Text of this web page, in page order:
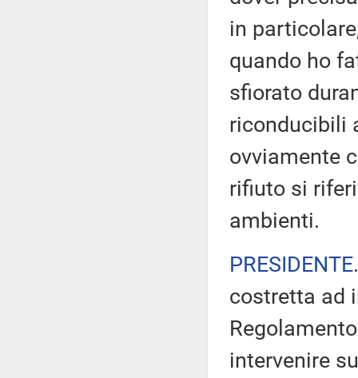
in
quando ho
sfiorato
riconducibili
ovviamente
rifiuto si
ambienti.
PRESIDENTE
costretta ad
intervenire